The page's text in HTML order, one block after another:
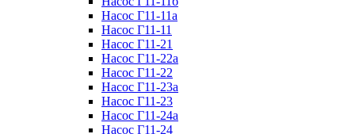
Насос Г11-11а
Насос Г11-11
Насос Г11-21
Насос Г11-22а
Насос Г11-22
Насос Г11-23а
Насос Г11-23
Насос Г11-24а
Насос Г11-24